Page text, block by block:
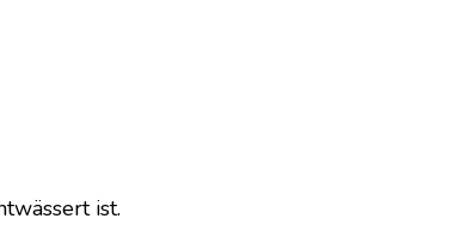
ist.